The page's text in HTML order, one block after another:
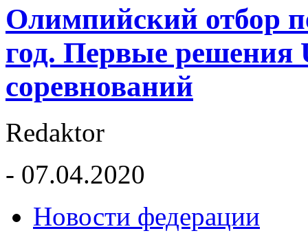
Олимпийский отбор
год. Первые решения
соревнований
Redaktor
- 07.04.2020
Новости федерации